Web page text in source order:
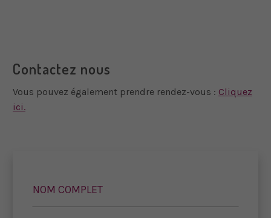
Contactez nous
Vous pouvez également prendre rendez-vous : Cliquez
ici.